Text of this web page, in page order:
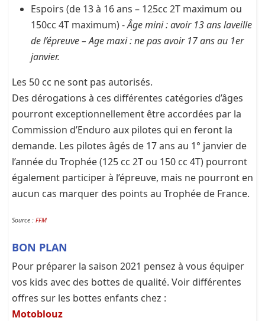
Espoirs (de 13 à 16 ans – 125cc 2T maximum ou
150cc 4T maximum) -Âge mini : avoir 13 ans laveille
de l’épreuve – Age maxi : ne pas avoir 17 ans au 1er
janvier.
Les 50 cc ne sont pas autorisés.
Des dérogations à ces différentes catégories d’âges
pourront exceptionnellement être accordées par la
Commission d’Enduro aux pilotes qui en feront la
demande. Les pilotes âgés de 17 ans au 1° janvier de
l’année du Trophée (125 cc 2T ou 150 cc 4T) pourront
également participer à l’épreuve, mais ne pourront en
aucun cas marquer des points au Trophée de France.
Source : FFM
BON PLAN
Pour préparer la saison 2021 pensez à vous équiper
vos kids avec des bottes de qualité. Voir différentes
offres sur les bottes enfants chez :
Motoblouz